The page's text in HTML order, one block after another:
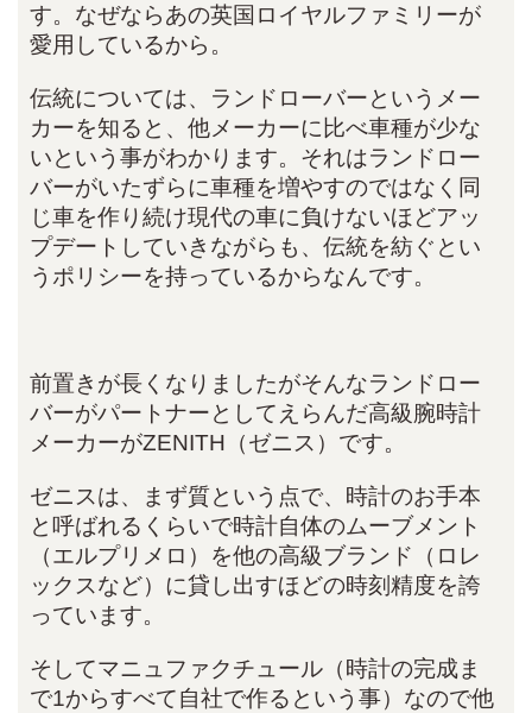
す。なぜならあの英国ロイヤルファミリーが
愛用しているから。
伝統については、ランドローバーというメー
カーを知ると、他メーカーに比べ車種が少な
いという事がわかります。それはランドロー
バーがいたずらに車種を増やすのではなく同
じ車を作り続け現代の車に負けないほどアッ
プデートしていきながらも、伝統を紡ぐとい
うポリシーを持っているからなんです。
前置きが長くなりましたがそんなランドロー
バーがパートナーとしてえらんだ高級腕時計
メーカーがZENITH（ゼニス）です。
ゼニスは、まず質という点で、時計のお手本
と呼ばれるくらいで時計自体のムーブメント
（エルプリメロ）を他の高級ブランド（ロレ
ックスなど）に貸し出すほどの時刻精度を誇
っています。
そしてマニュファクチュール（時計の完成ま
で1からすべて自社で作るという事）なので他